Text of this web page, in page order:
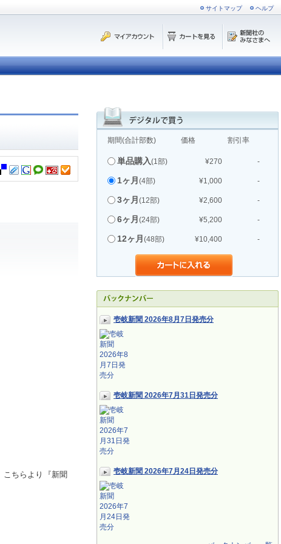
サイトマップ ヘルプ
期間(合計部数) 価格 割引率
単品購入(1部) ¥270 -
1ヶ月 (4部) ¥1,000 -
3ヶ月 (12部) ¥2,600 -
6ヶ月 (24部) ¥5,200 -
12ヶ月 (48部) ¥10,400 -
壱岐新聞 2026年8月7日発売分
壱岐新聞 2026年7月31日発売分
壱岐新聞 2026年7月24日発売分
こちらより『新聞